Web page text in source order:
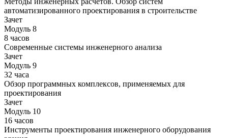
автоматизированного проектирования в строительстве
Зачет
Модуль 8
8 часов
Современные системы инженерного анализа
Зачет
Модуль 9
32 часа
Обзор программных комплексов, применяемых для
проектирования
Зачет
Модуль 10
16 часов
Инструменты проектирования инженерного оборудования